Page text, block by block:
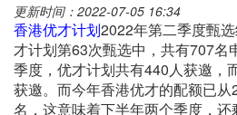
更新时间：2022-07-05 16:34
香港优才计划2022年第二季度甄
才计划第63次甄选中，共有707名
季度，优才计划共有440人获邀，
获邀。而今年香港优才的配额已
名，这意味着下半年两个季度，